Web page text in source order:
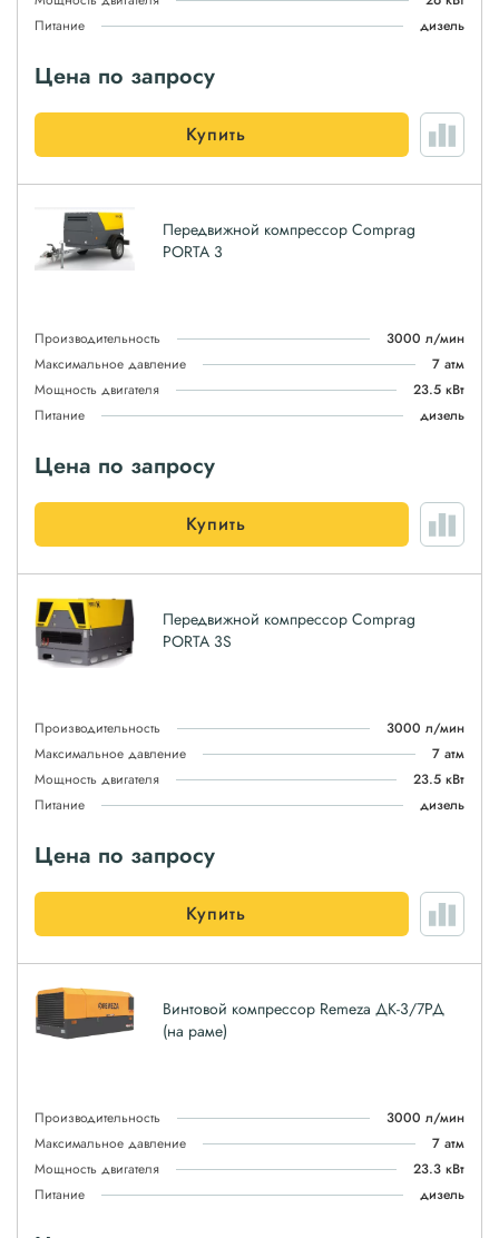
Питание
дизель
Цена по запросу
Купить
Передвижной компрессор Comprag
PORTA 3
Производительность
3000 л/мин
Максимальное давление
7 атм
Мощность двигателя
23.5 кВт
Питание
дизель
Цена по запросу
Купить
Передвижной компрессор Comprag
PORTA 3S
Производительность
3000 л/мин
Максимальное давление
7 атм
Мощность двигателя
23.5 кВт
Питание
дизель
Цена по запросу
Купить
Винтовой компрессор Remeza ДК-3/7РД
(на раме)
Производительность
3000 л/мин
Максимальное давление
7 атм
Мощность двигателя
23.3 кВт
Питание
дизель